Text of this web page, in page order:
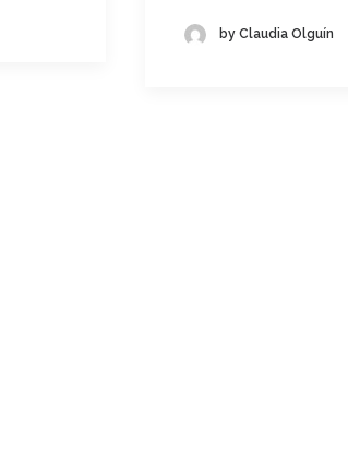
by Claudia Olguín